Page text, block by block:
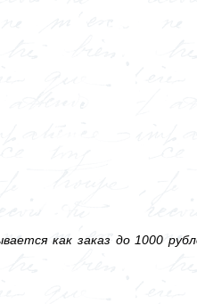
как заказ до 1000